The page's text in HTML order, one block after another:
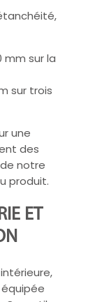
mm sur la
sur trois
une
des
notre
produit.
ET